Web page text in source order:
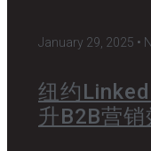
January 29, 2025
纽约
升B2B营